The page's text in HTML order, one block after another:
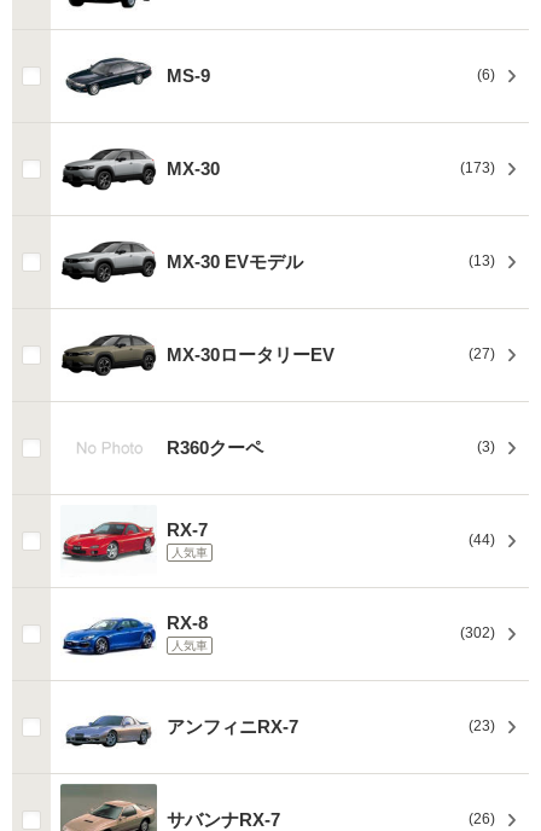
MS-9 (6)
MX-30 (173)
MX-30 EVモデル (13)
MX-30ロータリーEV (27)
R360クーペ (3)
RX-7
人気車
(44)
RX-8
人気車
(302)
アンフィニRX-7 (23)
サバンナRX-7 (26)